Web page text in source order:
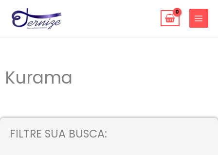
para
Kurama
FILTRE SUA BUSCA: